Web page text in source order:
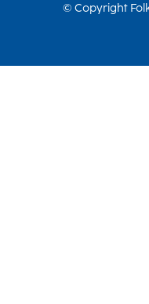
© Copyright